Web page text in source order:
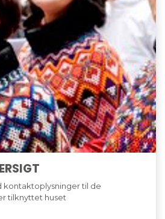
kontaktoplysninger til de
tilknyttet huset